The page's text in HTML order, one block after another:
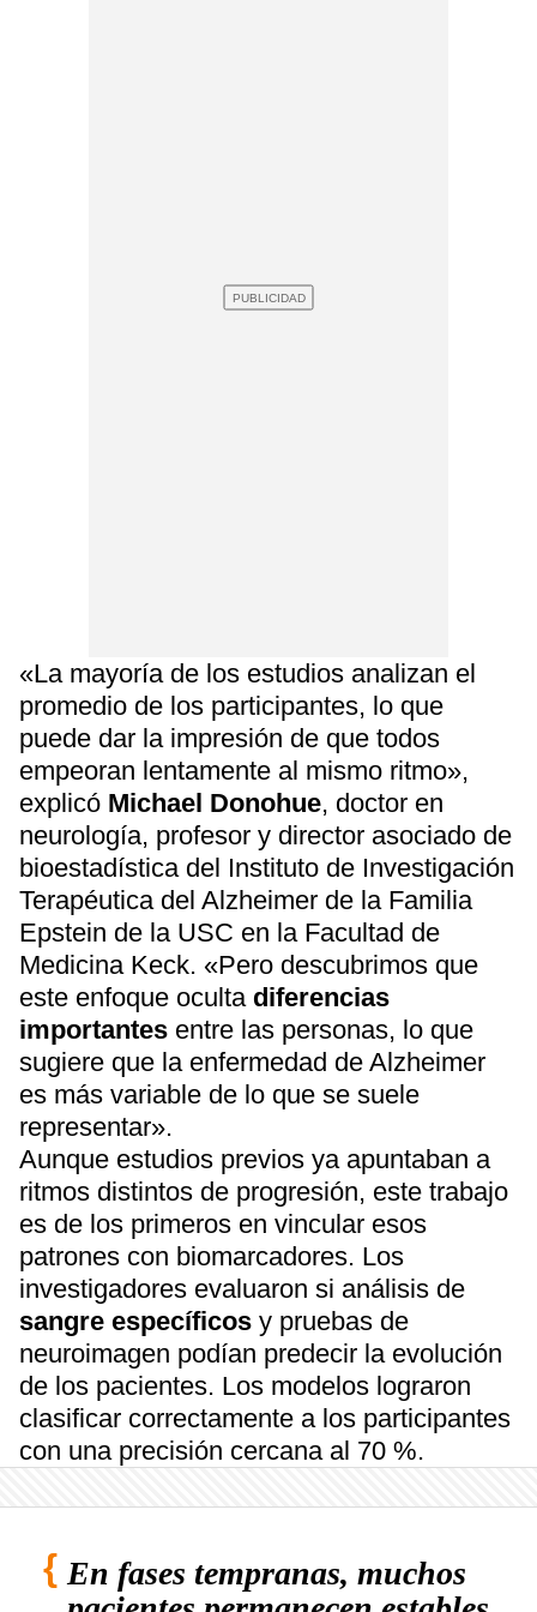
«La mayoría de los estudios analizan el
promedio de los participantes, lo que
puede dar la impresión de que todos
empeoran lentamente al mismo ritmo»,
explicó Michael Donohue, doctor en
neurología, profesor y director asociado de
bioestadística del Instituto de Investigación
Terapéutica del Alzheimer de la Familia
Epstein de la USC en la Facultad de
Medicina Keck. «Pero descubrimos que
este enfoque oculta diferencias
importantes entre las personas, lo que
sugiere que la enfermedad de Alzheimer
es más variable de lo que se suele
representar».
Aunque estudios previos ya apuntaban a
ritmos distintos de progresión, este trabajo
es de los primeros en vincular esos
patrones con biomarcadores. Los
investigadores evaluaron si análisis de
sangre específicos y pruebas de
neuroimagen podían predecir la evolución
de los pacientes. Los modelos lograron
clasificar correctamente a los participantes
con una precisión cercana al 70 %.
En fases tempranas, muchos